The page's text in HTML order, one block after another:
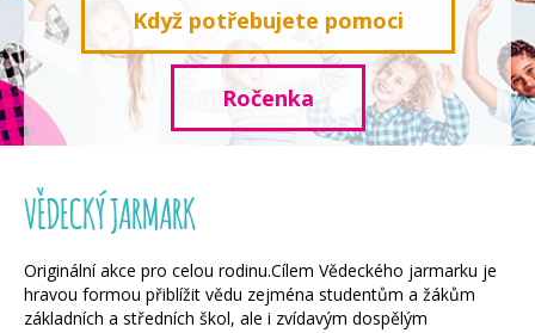
Když potřebujete pomoci
Ročenka
VĚDECKÝ JARMARK
Originální akce pro celou rodinu.Cílem Vědeckého jarmarku je
hravou formou přiblížit vědu zejména studentům a žákům
základních a středních škol, ale i zvídavým dospělým